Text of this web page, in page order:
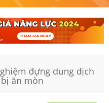
đựng dung dịch
ăn mòn